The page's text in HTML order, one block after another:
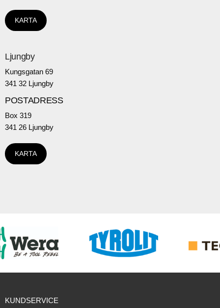
KARTA
Ljungby
Kungsgatan 69
341 32 Ljungby
POSTADRESS
Box 319
341 26 Ljungby
KARTA
KUNDSERVICE